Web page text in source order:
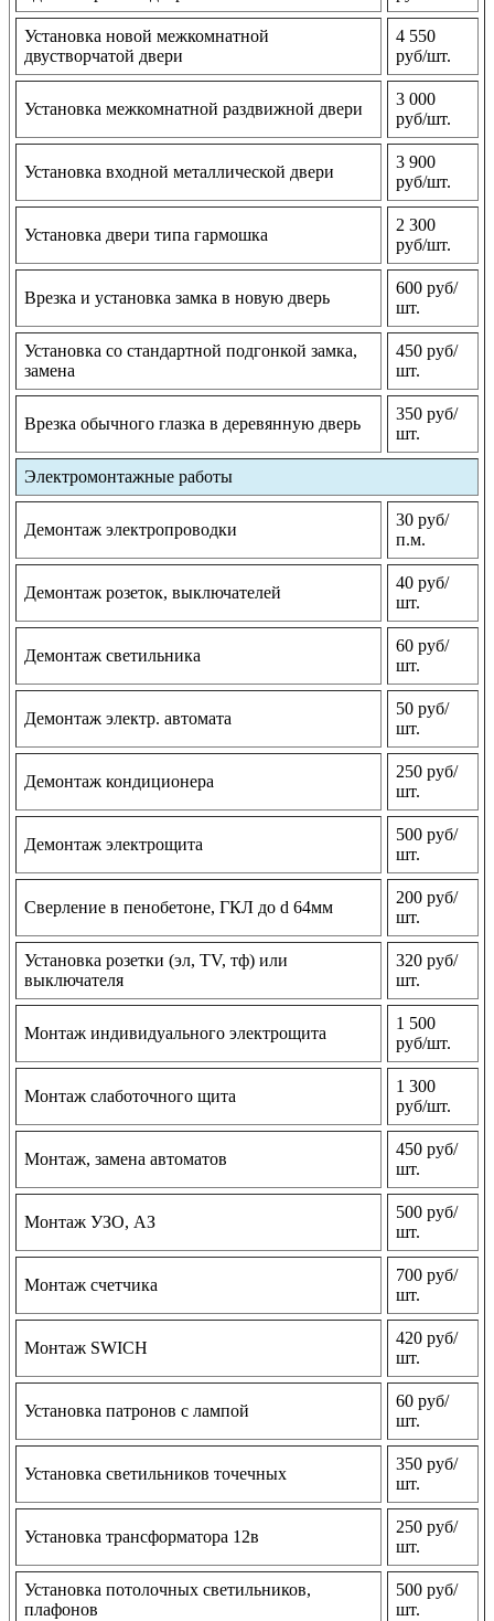
Установка новой межкомнатной
двустворчатой двери
4 550
руб/шт.
Установка межкомнатной раздвижной двери
3 000
руб/шт.
Установка входной металлической двери
3 900
руб/шт.
Установка двери типа гармошка
2 300
руб/шт.
Врезка и установка замка в новую дверь
600 руб/
шт.
Установка со стандартной подгонкой замка,
замена
450 руб/
шт.
Врезка обычного глазка в деревянную дверь
350 руб/
шт.
Электромонтажные работы
Демонтаж электропроводки
30 руб/
п.м.
Демонтаж розеток, выключателей
40 руб/
шт.
Демонтаж светильника
60 руб/
шт.
Демонтаж электр. автомата
50 руб/
шт.
Демонтаж кондиционера
250 руб/
шт.
Демонтаж электрощита
500 руб/
шт.
Сверление в пенобетоне, ГКЛ до d 64мм
200 руб/
шт.
Установка розетки (эл, TV, тф) или
выключателя
320 руб/
шт.
Монтаж индивидуального электрощита
1 500
руб/шт.
Монтаж слаботочного щита
1 300
руб/шт.
Монтаж, замена автоматов
450 руб/
шт.
Монтаж УЗО, АЗ
500 руб/
шт.
Монтаж счетчика
700 руб/
шт.
Монтаж SWICH
420 руб/
шт.
Установка патронов с лампой
60 руб/
шт.
Установка светильников точечных
350 руб/
шт.
Установка трансформатора 12в
250 руб/
шт.
Установка потолочных светильников,
плафонов
500 руб/
шт.